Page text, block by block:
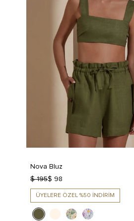
Nova Bluz
$ 195$ 98
ÜYELERE ÖZEL %50 İNDİRİM